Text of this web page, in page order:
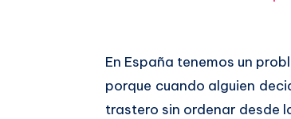
Compartir
Compartir
En España tenemos un
porque cuando alguien
trastero sin ordenar desde